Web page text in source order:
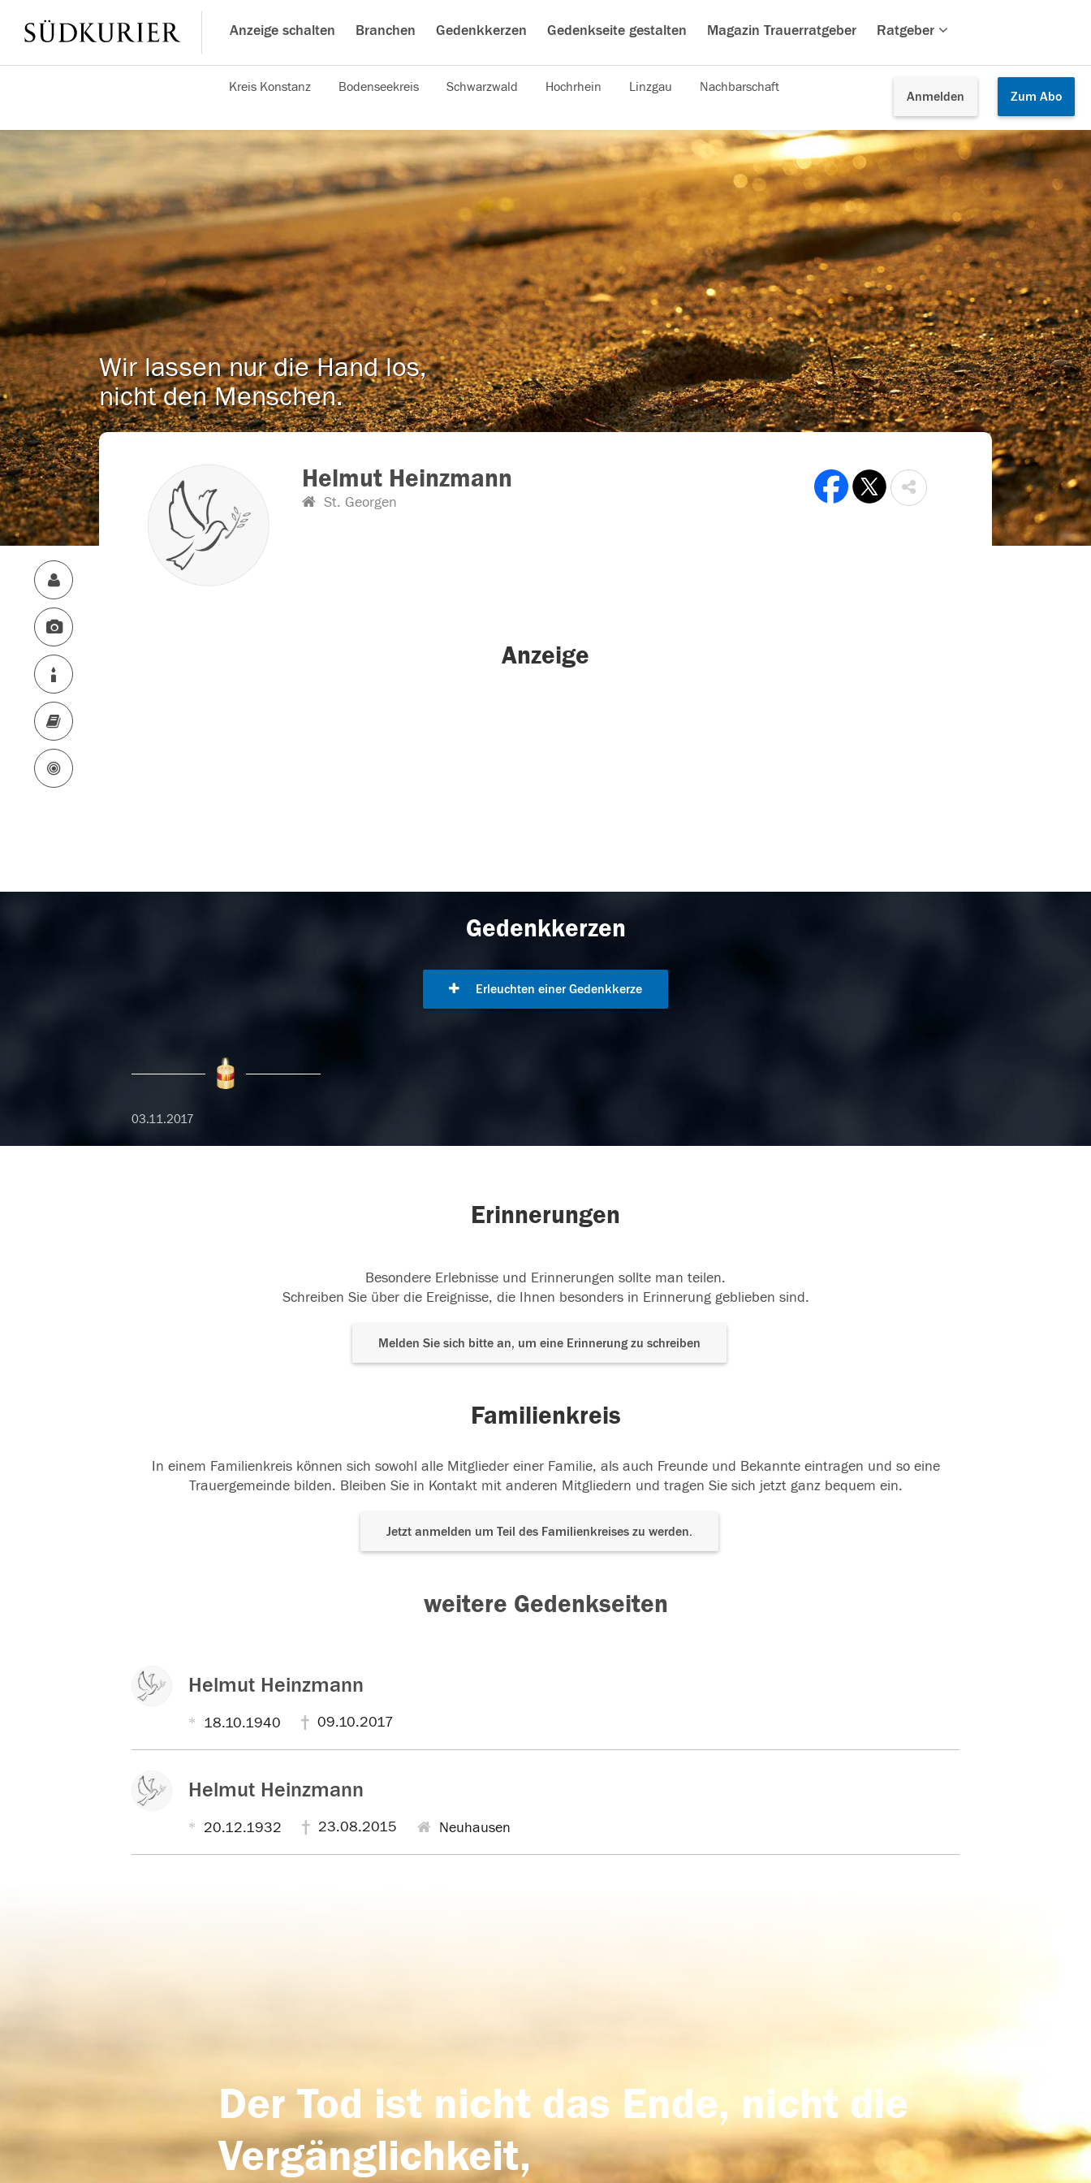
Anzeige schalten Branchen Gedenkkerzen Gedenkseite gestalten Magazin Trauerratgeber Ratgeber
Anmelden Zum Abo
Kreis Konstanz Bodenseekreis Schwarzwald Hochrhein Linzgau Nachbarschaft
Wir lassen nur die Hand los,
nicht den Menschen.
Helmut Heinzmann
St. Georgen
Anzeige
Gedenkkerzen
Erleuchten einer Gedenkkerze
03.11.2017
Erinnerungen
Besondere Erlebnisse und Erinnerungen sollte man teilen.
Schreiben Sie über die Ereignisse, die Ihnen besonders in Erinnerung geblieben sind.
Melden Sie sich bitte an, um eine Erinnerung zu schreiben
Familienkreis
In einem Familienkreis können sich sowohl alle Mitglieder einer Familie, als auch Freunde und Bekannte eintragen und so eine
Trauergemeinde bilden. Bleiben Sie in Kontakt mit anderen Mitgliedern und tragen Sie sich jetzt ganz bequem ein.
Jetzt anmelden um Teil des Familienkreises zu werden.
weitere Gedenkseiten
Helmut Heinzmann
18.10.1940 09.10.2017
Helmut Heinzmann
20.12.1932 23.08.2015 Neuhausen
Der Tod ist nicht das Ende, nicht die
Vergänglichkeit,